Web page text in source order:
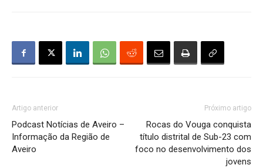
Artigo anterior
Podcast Notícias de Aveiro –
Informação da Região de
Aveiro
Próximo artigo
Rocas do Vouga conquista
título distrital de Sub-23 com
foco no desenvolvimento dos
jovens